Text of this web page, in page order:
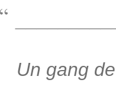
Un gang